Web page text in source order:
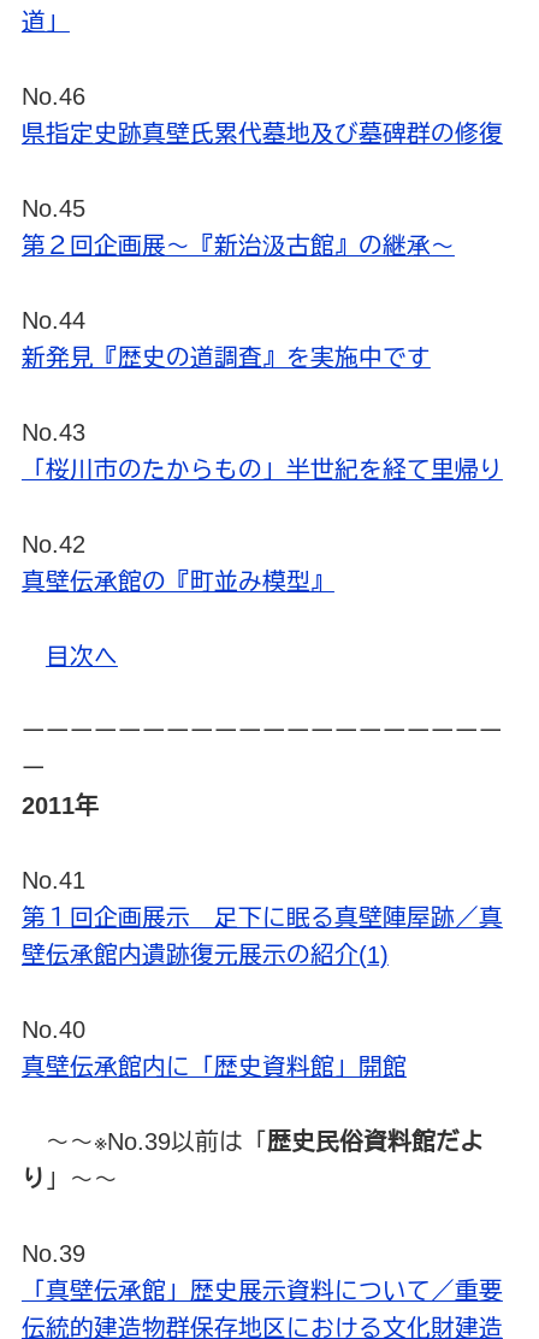
道」
No.46
県指定史跡真壁氏累代墓地及び墓碑群の修復
No.45
第２回企画展～『新治汲古館』の継承～
No.44
新発見『歴史の道調査』を実施中です
No.43
「桜川市のたからもの」半世紀を経て里帰り
No.42
真壁伝承館の『町並み模型』
目次へ
ーーーーーーーーーーーーーーーーーーーー
ー
2011年
No.41
第１回企画展示 足下に眠る真壁陣屋跡／真
壁伝承館内遺跡復元展示の紹介(1)
No.40
真壁伝承館内に「歴史資料館」開館
～～※No.39以前は「 歴史民俗資料館だよ
り 」～～
No.39
「真壁伝承館」歴史展示資料について／重要
伝統的建造物群保存地区における文化財建造